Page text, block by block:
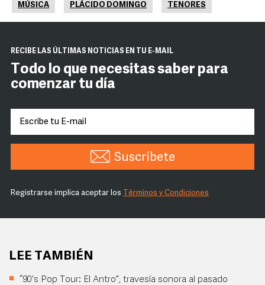
MÚSICA PLÁCIDO DOMINGO TENORES
RECIBE LAS ÚLTIMAS NOTICIAS EN TU E-MAIL
Todo lo que necesitas saber para
comenzar tu día
Suscríbete
Registrarse implica aceptar los Términos y Condiciones
LEE TAMBIÉN
“90’s Pop Tour: El Antro”, travesía sonora al pasado